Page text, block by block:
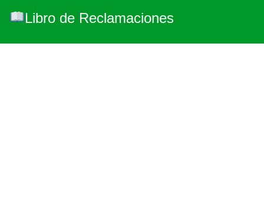
Libro de Reclamaciones